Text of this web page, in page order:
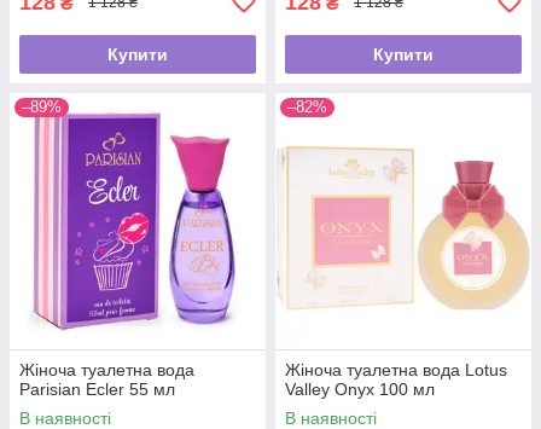
Купити Купити
–89%
Жіноча туалетна вода
Parisian Ecler 55 мл
В наявності
–82%
Жіноча туалетна вода Lotus
Valley Onyx 100 мл
В наявності